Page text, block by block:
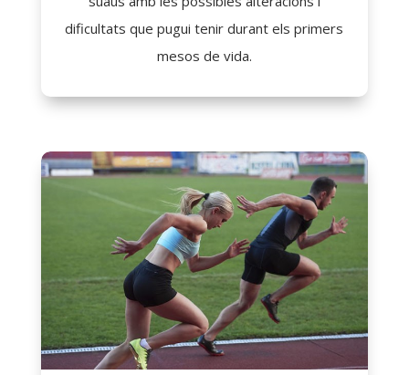
dificultats que pugui tenir durant els primers
mesos de vida.